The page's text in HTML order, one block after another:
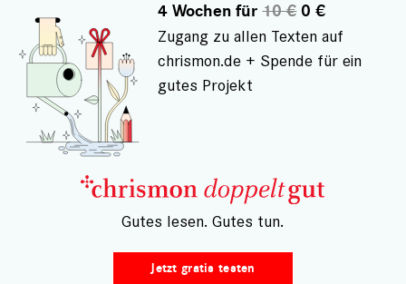
Auch in der Redaktion ist es vielleicht eine Überlegung
wert, ob man sich "Seesorgerfürsprechern" dieser
Art assoziiert werden möchte.
ANMELDEN
, UM KOMMENTARE VERFASSEN ZU
KÖNNEN
4 Wochen für10 €0 €
Zugang zu allen Texten auf
chrismon.de + Spende für ein
gutes Projekt
– Gutes lesen. Gutes tun.
Jetzt gratis testen